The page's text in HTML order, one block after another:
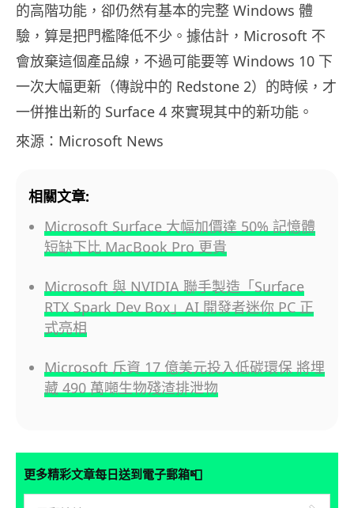
的高階功能，卻仍然有基本的完整 Windows 體
驗，算是把門檻降低不少。據估計，Microsoft 不
會放棄這個產品線，不過可能要等 Windows 10 下
一次大幅更新（傳說中的 Redstone 2）的時候，才
一併推出新的 Surface 4 來實現其中的新功能。
來源：Microsoft News
相關文章:
Microsoft Surface 大幅加價達 50% 記憶體
短缺下比 MacBook Pro 更貴
Microsoft 與 NVIDIA 聯手製造「Surface
RTX Spark Dev Box」AI 開發者迷你 PC 正
式亮相
Microsoft 斥資 17 億美元投入低碳環保 將埋
藏 490 萬噸生物殘渣排泄物
更多精彩文章每日送到電子郵箱📮